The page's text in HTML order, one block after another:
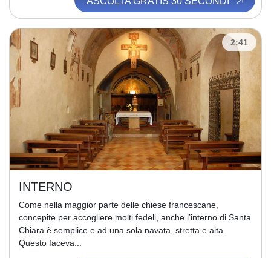
2:41
INTERNO
Come nella maggior parte delle chiese francescane,
concepite per accogliere molti fedeli, anche l’interno di Santa
Chiara è semplice e ad una sola navata, stretta e alta.
Questo faceva...